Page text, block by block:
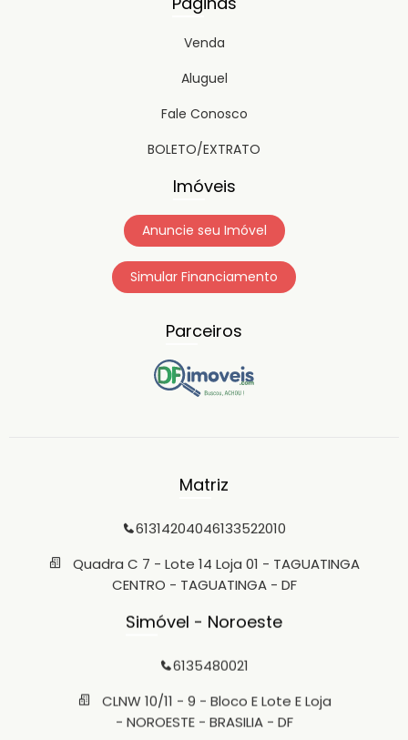
Venda
Aluguel
Fale Conosco
BOLETO/EXTRATO
Imóveis
Anuncie seu Imóvel
Simular Financiamento
Parceiros
Matriz
61314204046133522010
Quadra C 7 - Lote 14 Loja 01 - TAGUATINGA
CENTRO - TAGUATINGA - DF
Simóvel - Noroeste
6135480021
CLNW 10/11 - 9 - Bloco E Lote E Loja
- NOROESTE - BRASILIA - DF